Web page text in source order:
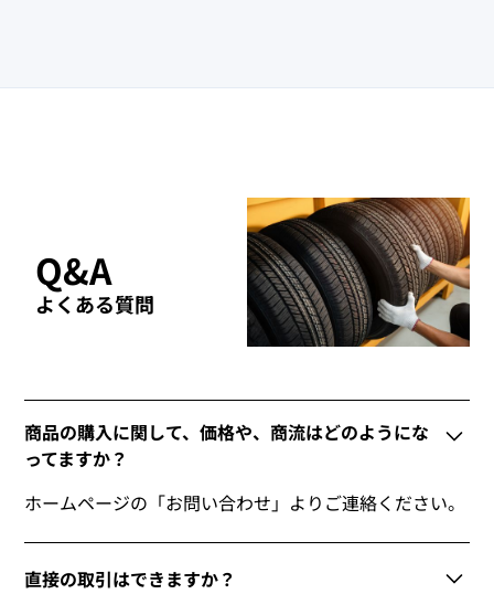
Q&A
よくある質問
商品の購入に関して、価格や、商流はどのようにな
ってますか？
ホームページの「お問い合わせ」よりご連絡ください。
直接の取引はできますか？